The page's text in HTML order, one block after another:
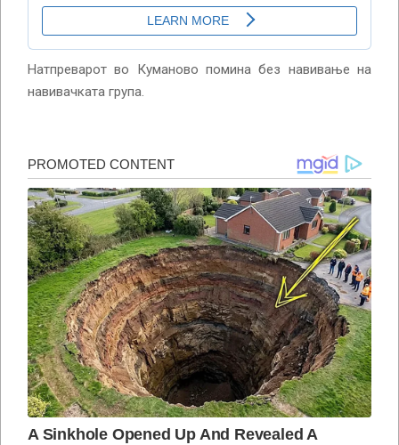
Натпреварот во Куманово помина без навивање на
навивачката група.